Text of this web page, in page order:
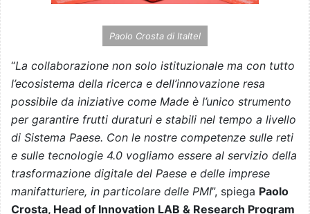
Paolo Crosta di Italtel
“La collaborazione non solo istituzionale ma con tutto
l’ecosistema della ricerca e dell’innovazione resa
possibile da iniziative come Made è l’unico strumento
per garantire frutti duraturi e stabili nel tempo a livello
di Sistema Paese. Con le nostre competenze sulle reti
e sulle tecnologie 4.0 vogliamo essere al servizio della
trasformazione digitale del Paese e delle imprese
manifatturiere, in particolare delle PMI”, spiega Paolo
Crosta, Head of Innovation LAB & Research Program